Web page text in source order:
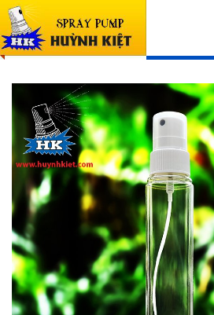
SẢN PHẨM
Trang chủ SẢN PHẨM